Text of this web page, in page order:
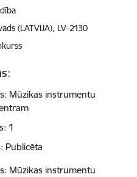
(LATVIJA), LV-2130
Mūzikas instrumentu
1
Publicēta
Mūzikas instrumentu